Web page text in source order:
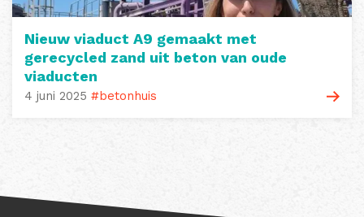
Nieuw viaduct A9 gemaakt met
gerecycled zand uit beton van oude
viaducten
4 juni 2025 #betonhuis